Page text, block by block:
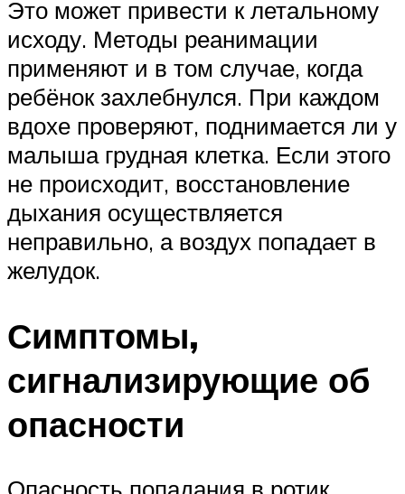
Это может привести к летальному
исходу. Методы реанимации
применяют и в том случае, когда
ребёнок захлебнулся. При каждом
вдохе проверяют, поднимается ли у
малыша грудная клетка. Если этого
не происходит, восстановление
дыхания осуществляется
неправильно, а воздух попадает в
желудок.
Симптомы,
сигнализирующие об
опасности